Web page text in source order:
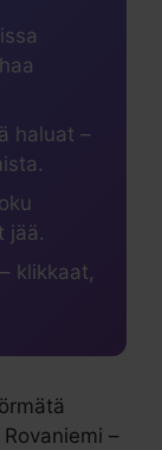
haluat –
jää.
klikkaat,
–